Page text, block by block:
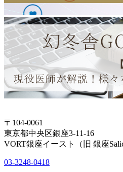
〒104-0061
東京都中央区銀座3-11-16
VORT銀座イースト（旧 銀座
03-3248-0418